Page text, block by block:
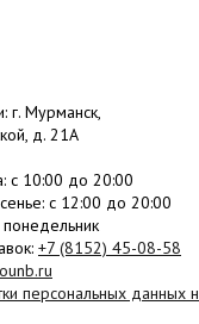
г. Мурманск,
д. 21А
: с 10:00 до 20:00
: c 12:00 до 20:00
+7 (8152) 45-08-58
персональных данных